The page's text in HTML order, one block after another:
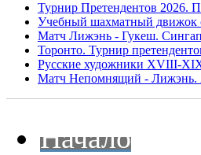
Турнир Претендентов 2026.
Учебный шахматный движок
Матч Лижэнь - Гукеш.
Торонто. Турнир
Русские художники XVIII-
Матч Непомнящий - Лижэнь.
Начало